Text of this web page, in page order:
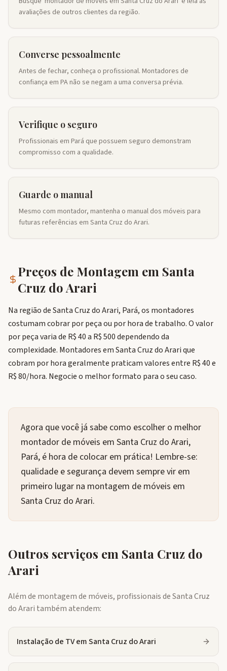
avaliações de outros clientes da região.
Converse pessoalmente
Antes de fechar, conheça o profissional. Montadores de
confiança em PA não se negam a uma conversa prévia.
Verifique o seguro
Profissionais em Pará que possuem seguro demonstram
compromisso com a qualidade.
Guarde o manual
Mesmo com montador, mantenha o manual dos móveis para
futuras referências em Santa Cruz do Arari.
Preços de Montagem em Santa
Cruz do Arari
Na região de Santa Cruz do Arari, Pará, os montadores
costumam cobrar por peça ou por hora de trabalho. O valor
por peça varia de R$ 40 a R$ 500 dependendo da
complexidade. Montadores em Santa Cruz do Arari que
cobram por hora geralmente praticam valores entre R$ 40 e
R$ 80/hora. Negocie o melhor formato para o seu caso.
Agora que você já sabe como escolher o melhor
montador de móveis em Santa Cruz do Arari,
Pará, é hora de colocar em prática! Lembre-se:
qualidade e segurança devem sempre vir em
primeiro lugar na montagem de móveis em
Santa Cruz do Arari.
Outros serviços em Santa Cruz do
Arari
Além de montagem de móveis, profissionais deSanta Cruz
do Arari também atendem:
Instalação de TVemSanta Cruz do Arari